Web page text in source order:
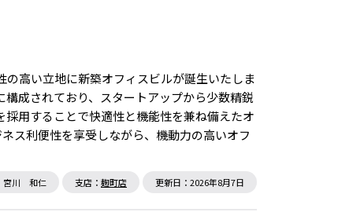
高い立地に新築オフィスビルが誕生いたしま
成されており、スタートアップから少数精鋭
用することで快適性と機能性を兼ね備えたオ
ス利便性を享受しながら、機動力の高いオフ
宮川 和仁 支店： 麹町店 更新日：2026年8月7日